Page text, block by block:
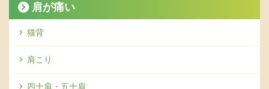
肩が痛い
猫背
肩こり
四十肩・五十肩